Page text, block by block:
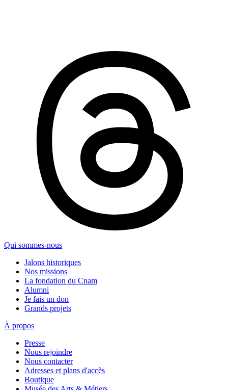
Qui sommes-nous
Jalons historiques
Nos missions
La fondation du Cnam
Alumni
Je fais un don
Grands projets
À propos
Presse
Nous rejoindre
Nous contacter
Adresses et plans d'accès
Boutique